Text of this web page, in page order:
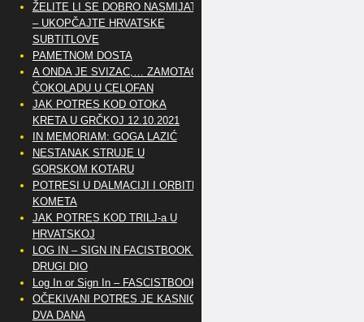
ŽELITE LI SE DOBRO NASMIJATI
– UKOPČAJTE HRVATSKE
SUBTITLOVE
PAMETNOM DOSTA
A ONDA JE SVIZAC,… ZAMOTAO
ČOKOLADU U CELOFAN
JAK POTRES KOD OTOKA
KRETA U GRČKOJ 12.10.2021
IN MEMORIAM: GOGA LAZIĆ
NESTANAK STRUJE U
GORSKOM KOTARU
POTRESI U DALMACIJI I ORBITE
KOMETA
JAK POTRES KOD TRILJ-a U
HRVATSKOJ
LOG IN – SIGN IN FACISTBOOK –
DRUGI DIO
Log In or Sign In – FASCISTBOOK
OČEKIVANI POTRES JE KASNIO
DVA DANA